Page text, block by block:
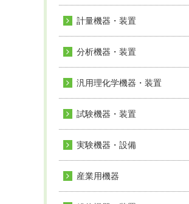
計量機器・装置
分析機器・装置
汎用理化学機器・装置
試験機器・装置
実験機器・設備
産業用機器